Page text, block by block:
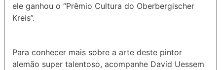
ele ganhou o “Prêmio Cultura do Oberbergischer
Kreis”.
Para conhecer mais sobre a arte deste pintor
alemão super talentoso, acompanhe David Uessem